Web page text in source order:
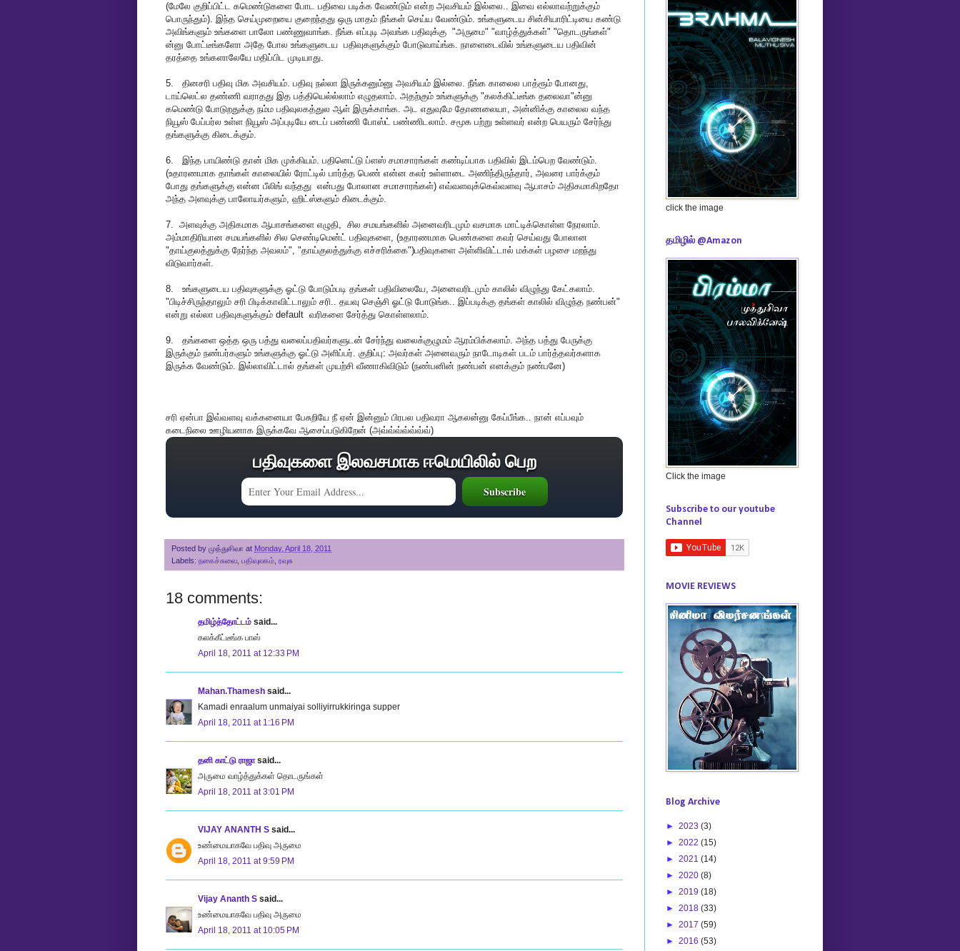
(மேலே குறிப்பிட்ட கமெண்டுகளை போட பதிவை படிக்க வேண்டும் என்ற அவசியம் இல்லை.. இவை எல்லாவற்றுக்கும்
பொருந்தும்). இந்த செய்முறையை குறைந்தது ஒரு மாதம் நீங்கள் செய்ய வேண்டும். உங்களுடைய சின்சியாரிட்டியை கண்டு
அவிங்களும் உங்களை பாலோ பண்ணுவாங்க. நீங்க எப்புடி அவங்க பதிவுக்கு "அருமை" "வாழ்த்துக்கள்" "தொடருங்கள்"
ன்னு போட்டீங்களோ அதே போல உங்களுடைய பதிவுகளுக்கும் போடுவாய்ங்க. நாளைடைவில் உங்களுடைய பதிவின்
தரத்தை உங்களாலேயே மதிப்பிட முடியாது.
5. தினசரி பதிவு மிக அவசியம். பதிவு நல்லா இருக்கனும்னு அவசியம் இல்லை. நீங்க காலைல பாத்ரூம் போனது,
டாய்லெட்ல தண்ணி வராதது இத பத்தியெல்ல்லாம் எழுதலாம். அதற்கும் உங்களுக்கு "கலக்கிட்டீங்க தலைவா"ன்னு
கமெண்டு போடுறதுக்கு நம்ம பதிவுலகத்துல ஆள் இருக்காங்க. அட எதுவுமே தோணலையா, அன்னிக்கு காலைல வந்த
நியூஸ் பேப்பர்ல உள்ள நியூஸ் அப்புடியே டைப் பண்ணி போஸ்ட் பண்ணிடலாம். சமூக பற்று உள்ளவர் என்ற பெயரும் சேர்ந்து
தங்களுக்கு கிடைக்கும்.
6. இந்த பாயிண்டு தான் மிக முக்கியம். பதினெட்டு ப்ளஸ் சமாசாரங்கள் கண்டிப்பாக பதிவில் இடம்பெற வேண்டும்.
(உதாரணமாக தாங்கள் காலையில் ரோட்டில் பார்த்த பெண் என்ன கலர் உள்ளாடை அணிந்திருந்தார், அவரை பார்க்கும்
போது தங்களுக்கு என்ன பீலிங் வந்தது என்பது போலான சமாசாரங்கள்) எவ்வளவுக்கெவ்வளவு ஆபாசம் அதிகமாகிறதோ
அந்த அளவுக்கு பாலோயர்களும், ஹிட்ஸ்களும் கிடைக்கும்.
7. அளவுக்கு அதிகமாக ஆபாசங்களை எழுதி, சில சமயங்களில் அனைவரிடமும் வசமாக மாட்டிக்கொள்ள நேரலாம்.
அம்மாதிரியான சமயங்களில் சில செண்டிமென்ட் பதிவுகளை, (உதாரணமாக பெண்களை கவர் செய்வது போலான
"தாய்குலத்துக்கு நேர்ந்த அவலம்", "தாய்குலத்துக்கு எச்சரிக்கை")பதிவுகளை அள்ளிவிட்டால் மக்கள் பழசை மறந்து
விடுவார்கள்.
8. உங்களுடைய பதிவுகளுக்கு ஓட்டு போடும்படி தங்கள் பதிவிலையே, அனைவரிடமும் காலில் விழுந்து கேட்கலாம்.
"பிடிச்சிருந்தாலும் சரி பிடிக்காவிட்டாலும் சரி.. தயவு செஞ்சி ஓட்டு போடுங்க.. இப்படிக்கு தங்கள் காலில் விழுந்த நண்பன்"
என்று எல்லா பதிவுகளுக்கும் default வரிகளை சேர்த்து கொள்ளலாம்.
9. தங்களை ஒத்த ஒரு பத்து வலைப்பதிவர்களுடன் சேர்ந்து வலைக்குழுமம் ஆரம்பிக்கலாம். அந்த பத்து பேருக்கு
இருக்கும் நண்பர்களும் உங்களுக்கு ஓட்டு அளிப்பர். குறிப்பு: அவர்கள் அனைவரும் நாடோடிகள் படம் பார்த்தவர்களாக
இருக்க வேண்டும். இல்லாவிட்டால் தங்கள் முயற்சி வீணாகிவிடும் (நண்பனின் நண்பன் எனக்கும் நண்பனே)
சரி ஏன்பா இவ்வளவு வக்கனையா பேசுறியே நீ ஏன் இன்னும் பிரபல பதிவரா ஆகலன்னு கேப்பீங்க.. நான் எப்பவும்
கடைநிலை ஊழியனாக இருக்கவே ஆசைப்படுகிறேன் (அவ்வ்வ்வ்வ்வ்வ்)
பதிவுகளை இலவசமாக ஈமெயிலில் பெற
Posted by முத்துசிவா at Monday, April 18, 2011
Labels: நகைச்சுவை, பதிவுலகம், ரவுசு
18 comments:
தமிழ்த்தோட்டம் said...
கலக்கீட்டீங்க பாஸ்
April 18, 2011 at 12:33 PM
Mahan.Thamesh said...
Kamadi enraalum unmaiyai solliyirrukkiringa supper
April 18, 2011 at 1:16 PM
தனி காட்டு ராஜாsaid...
அருமை வாழ்த்துக்கள் தொடருங்கள்
April 18, 2011 at 3:01 PM
VIJAY ANANTH S said...
உண்மையாகவே பதிவு அருமை
April 18, 2011 at 9:59 PM
Vijay Ananth S said...
உண்மையாகவே பதிவு அருமை
April 18, 2011 at 10:05 PM
click the image
தமிழில் @Amazon
Click the image
Subscribe to our youtube
Channel
MOVIE REVIEWS
Blog Archive
► 2023 (3)
► 2022 (15)
► 2021 (14)
► 2020 (8)
► 2019 (18)
► 2018 (33)
► 2017 (59)
► 2016 (53)